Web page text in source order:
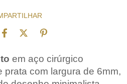
em aço cirúrgico
prata com largura de 6mm,